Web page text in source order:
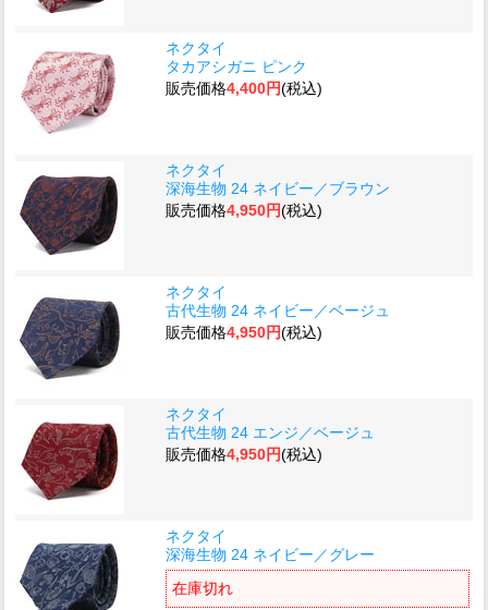
ネクタイ
タカアシガニ ピンク
販売価格4,400円(税込)
ネクタイ
深海生物 24 ネイビー／ブラウン
販売価格4,950円(税込)
ネクタイ
古代生物 24 ネイビー／ベージュ
販売価格4,950円(税込)
ネクタイ
古代生物 24 エンジ／ベージュ
販売価格4,950円(税込)
ネクタイ
深海生物 24 ネイビー／グレー
在庫切れ